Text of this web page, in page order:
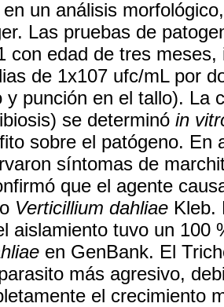
un análisis
Las pruebas de
con edad de tres
de 1x107 ufc/mL por
y punción en el tallo). La
se determinó in
sobre el patógeno. En
síntomas de
que el agente
Verticillium dahliae Kleb.
aislamiento tuvo un 100
en GenBank. El
más agresivo,
el crecimiento